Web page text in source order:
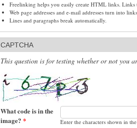
Freelinking helps you easily create HTML links.
Web page addresses and e-mail addresses turn into
Lines and paragraphs break automatically.
CAPTCHA
This question is for testing whether or not you
What code is in the
image? * Enter the characters shown in the